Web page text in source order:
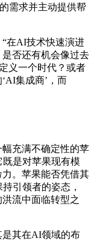
需求并主动提供帮
在AI技术快速演进
否还有机会像过去
义一个时代？或者
集成商’，而
充满不确定性的苹
是对苹果现有模
。苹果能否凭借其
引领者的姿态，
流中面临转型之
其在AI领域的布